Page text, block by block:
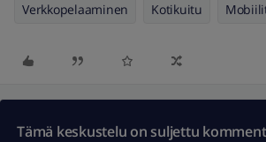
Verkkopelaaminen Kotikuitu
Tämä keskustelu on suljettu